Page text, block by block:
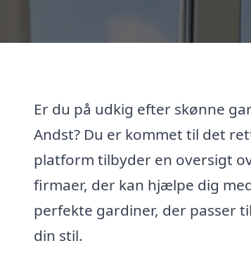
Er du på udkig efter skønne
Andst? Du er kommet til det
platform tilbyder en oversigt
firmaer, der kan hjælpe dig
perfekte gardiner, der passer
din stil.